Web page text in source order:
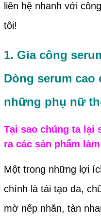
liên hệ nhanh với
tôi!
1. Gia công
Dòng serum cao
những phụ nữ
Tại sao chúng ta lại
ra các sản phẩm
Một trong những lợi
chính là tái tạo da,
mờ nếp nhăn, tàn